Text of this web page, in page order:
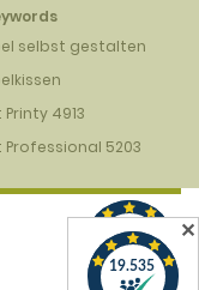
selbst gestalten
4913
5203
✕